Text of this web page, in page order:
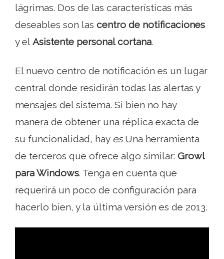
lágrimas. Dos de las características más
deseables son las centro de notificaciones
y el Asistente personal cortana.
El nuevo centro de notificación es un lugar
central donde residirán todas las alertas y
mensajes del sistema. Si bien no hay
manera de obtener una réplica exacta de
su funcionalidad, hay esUna herramienta
de terceros que ofrece algo similar: Growl
para Windows. Tenga en cuenta que
requerirá un poco de configuración para
hacerlo bien, y la última versión es de 2013.